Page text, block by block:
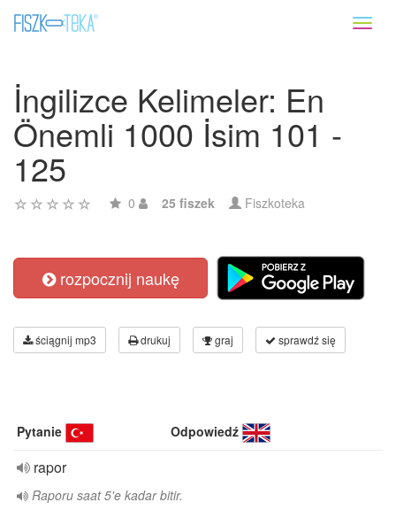
İngilizce Kelimeler: En
Önemli 1000 İsim 101 -
125
0 25 fiszek Fiszkoteka
rozpocznij naukę
ściągnij mp3 drukuj graj sprawdź się
Pytanie Odpowiedź
rapor
Raporu saat 5'e kadar bitir.